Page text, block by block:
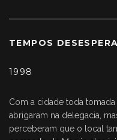
TEMPOS
1998
Com a cidade toda
abrigaram na delegacia,
perceberam que o local